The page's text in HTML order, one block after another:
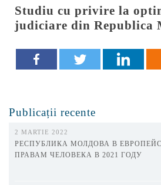
Studiu cu privire la
judiciare din Republica
Publicații recente
2 MARTIE 2022
РЕСПУБЛИКА МОЛДОВА В
ПРАВАМ ЧЕЛОВЕКА В 2021 ГОДУ